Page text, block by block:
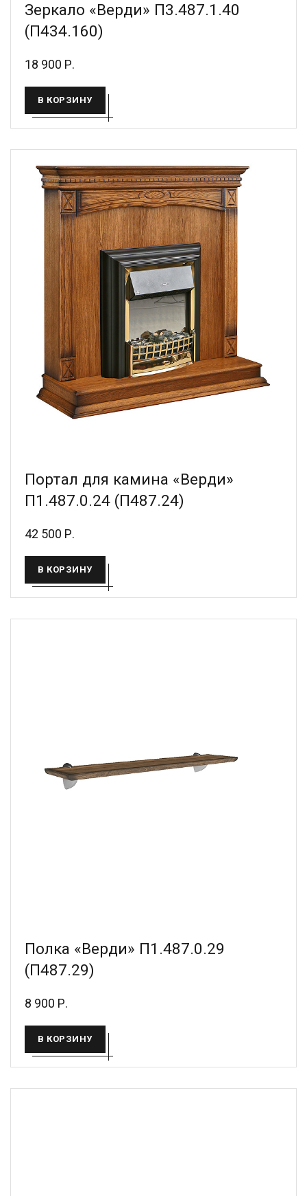
Зеркало «Верди» П3.487.1.40
(П434.160)
18 900 Р.
В КОРЗИНУ
Портал для камина «Верди»
П1.487.0.24 (П487.24)
42 500 Р.
В КОРЗИНУ
Полка «Верди» П1.487.0.29
(П487.29)
8 900 Р.
В КОРЗИНУ